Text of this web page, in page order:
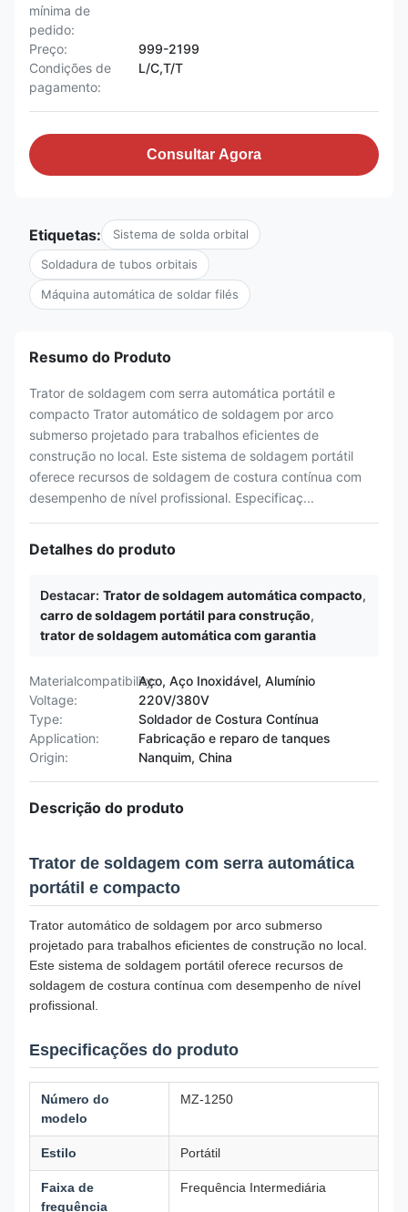
mínima de
pedido:
Preço:
999-2199
Condições de
pagamento:
L/C,T/T
Consultar Agora
Etiquetas: Sistema de solda orbital
Soldadura de tubos orbitais
Máquina automática de soldar filés
Resumo do Produto
Trator de soldagem com serra automática portátil e
compacto Trator automático de soldagem por arco
submerso projetado para trabalhos eficientes de
construção no local. Este sistema de soldagem portátil
oferece recursos de soldagem de costura contínua com
desempenho de nível profissional. Especificaç...
Detalhes do produto
Destacar: Trator de soldagem automática compacto,
carro de soldagem portátil para construção,
trator de soldagem automática com garantia
Materialcompatibility:Aço, Aço Inoxidável, Alumínio
Voltage:
220V/380V
Type:
Soldador de Costura Contínua
Application:
Fabricação e reparo de tanques
Origin:
Nanquim, China
Descrição do produto
Trator de soldagem com serra automática
portátil e compacto
Trator automático de soldagem por arco submerso
projetado para trabalhos eficientes de construção no local.
Este sistema de soldagem portátil oferece recursos de
soldagem de costura contínua com desempenho de nível
profissional.
Especificações do produto
Número do
modelo
MZ-1250
Estilo Portátil
Faixa de
frequência
Frequência Intermediária